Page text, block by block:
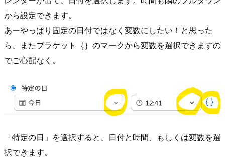
から設定できます。
あーやっぱり固定の日付ではなく変数にしたい！と思った
ら、またブラケット｛｝のマークから変数を選択できますの
でご心配なく。
「特定の日」を選択すると、日付と時間、もしくは変数を選
択できます。